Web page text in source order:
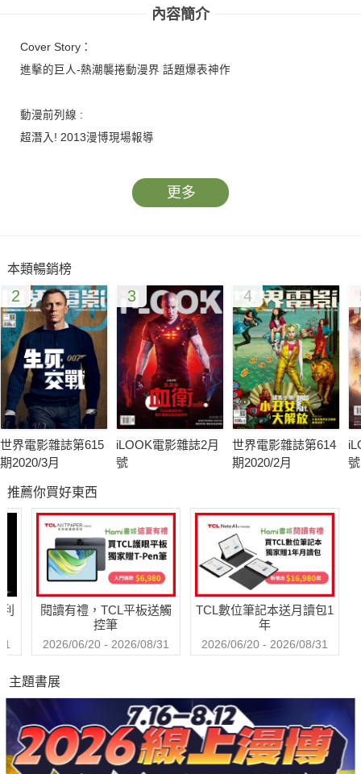
內容簡介
Cover Story：
進擊的巨人-熱潮襲捲動漫界 話題爆表神作
動漫前列線 :
超潛入! 2013漫博現場報導
更多
本類暢銷榜
2
世界電影雜誌第615
期2020/3月
3
iLOOK電影雜誌2月
號
4
世界電影雜誌第614
期2020/2月
號
推薦你買好東西
閱讀有禮，TCL平板送觸
控筆
2026/06/20 - 2026/08/31
TCL數位筆記本送月讀包1
年
2026/06/20 - 2026/08/31
主題書展